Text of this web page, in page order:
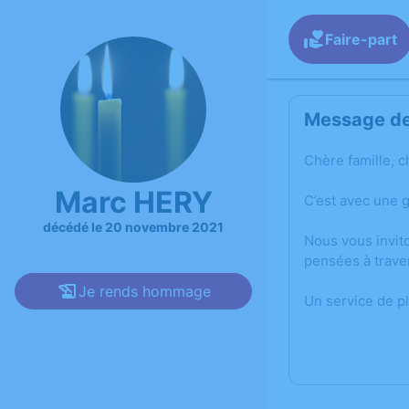
Marc HERY
décédé le 20 novembre 2021
Je rends hommage
Faire-part
Message
Chère famille,
C’est avec
Nous vous
pensées à
Un service de